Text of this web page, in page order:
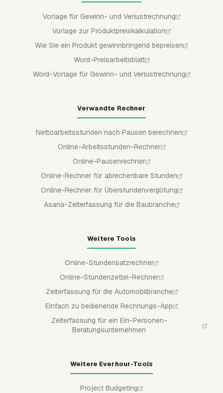
Vorlage für Gewinn- und Verlustrechnung
Vorlage zur Produktpreiskalkulation
Wie Sie ein Produkt gewinnbringend bepreisen
Word-Preisarbeitsblatt
Word-Vorlage für Gewinn- und Verlustrechnung
Verwandte Rechner
Nettoarbeitsstunden nach Pausen berechnen
Online-Arbeitsstunden-Rechner
Online-Pausenrechner
Online-Rechner für abrechenbare Stunden
Online-Rechner für Überstundenvergütung
Asana-Zeiterfassung für die Baubranche
Weitere Tools
Online-Stundensatzrechner
Online-Stundenzettel-Rechner
Zeiterfassung für die Automobilbranche
Einfach zu bedienende Rechnungs-App
Zeiterfassung für ein Ein-Personen-
Beratungsunternehmen
Weitere Everhour-Tools
Project Budgeting